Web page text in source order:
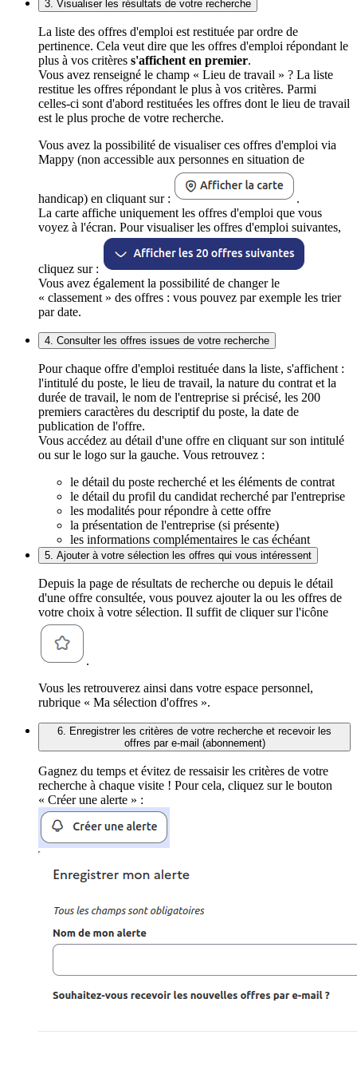
3. Visualiser les résultats de votre recherche
La liste des offres d'emploi est restituée par ordre de
pertinence. Cela veut dire que les offres d'emploi répondant le
plus à vos critères s'affichent en premier.
Vous avez renseigné le champ « Lieu de travail » ? La liste
restitue les offres répondant le plus à vos critères. Parmi
celles-ci sont d'abord restituées les offres dont le lieu de travail
est le plus proche de votre recherche.
Vous avez la possibilité de visualiser ces offres d'emploi via
Mappy (non accessible aux personnes en situation de
handicap) en cliquant sur :
.
La carte affiche uniquement les offres d'emploi que vous
voyez à l'écran. Pour visualiser les offres d'emploi suivantes,
cliquez sur :
Vous avez également la possibilité de changer le
« classement » des offres : vous pouvez par exemple les trier
par date.
4. Consulter les offres issues de votre recherche
Pour chaque offre d'emploi restituée dans la liste, s'affichent :
l'intitulé du poste, le lieu de travail, la nature du contrat et la
durée de travail, le nom de l'entreprise si précisé, les 200
premiers caractères du descriptif du poste, la date de
publication de l'offre.
Vous accédez au détail d'une offre en cliquant sur son intitulé
ou sur le logo sur la gauche. Vous retrouvez :
le détail du poste recherché et les éléments de contrat
le détail du profil du candidat recherché par l'entreprise
les modalités pour répondre à cette offre
la présentation de l'entreprise (si présente)
les informations complémentaires le cas échéant
5. Ajouter à votre sélection les offres qui vous intéressent
Depuis la page de résultats de recherche ou depuis le détail
d'une offre consultée, vous pouvez ajouter la ou les offres de
votre choix à votre sélection. Il suffit de cliquer sur l'icône
.
Vous les retrouverez ainsi dans votre espace personnel,
rubrique « Ma sélection d'offres ».
6. Enregistrer les critères de votre recherche et recevoir les
offres par e-mail (abonnement)
Gagnez du temps et évitez de ressaisir les critères de votre
recherche à chaque visite ! Pour cela, cliquez sur le bouton
« Créer une alerte » :